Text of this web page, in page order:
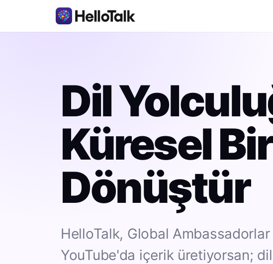
Dil
Küresel
Dönüştür
HelloTalk, Global
YouTube'da içerik üretiyorsan;